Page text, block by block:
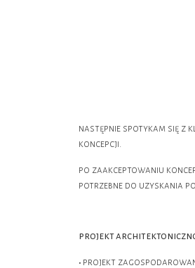
następnie spotykam się z
koncepcji.
po zaakceptowaniu
potrzebne do uzyskania
projekt
• projekt